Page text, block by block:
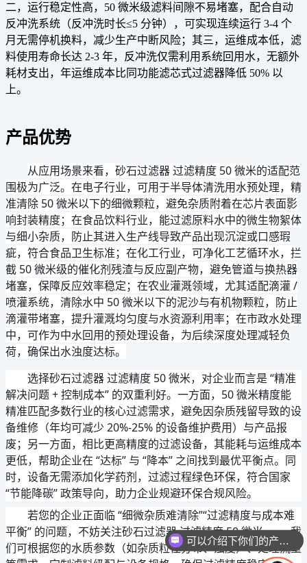
二，运行稳定性高，50 微米级滤料间隙不易堵塞，配合自动
反冲洗系统（反冲洗时长≤5 分钟），可实现连续运行 3-4 个
月无需停机换料，减少生产中断风险；其三，运维成本低，滤
料使用寿命长达 2-3 年，反冲洗仅需利用系统回用水，无额外
耗材支出，年运维成本比同功能滤芯式过滤器降低 50% 以
上。
产品优势
从应用场景来看，砂石过滤器 过滤精度 50 微米的适配范
围极为广泛。在电子行业，可用于半导体清洗用水预处理，精
准清除 50 微米以下的细微颗粒，避免杂质附着在芯片表面影
响封装精度；在食品饮料行业，能过滤原料水中的微生物絮体
与细小杂质，防止其进入生产线导致产品出现沉淀或口感瑕
疵，符合食品卫生标准；在化工行业，可净化工艺循环水，拦
截 50 微米级的催化剂残渣与反应副产物，避免管道与换热器
堵塞，保障反应效率稳定；在农业灌溉领域，尤其适配滴灌 /
喷灌系统，清除水中 50 微米以下的泥沙与有机物颗粒，防止
滴灌带堵塞，提升灌溉均匀度与水资源利用率；在市政水处理
中，可作为中水回用的预处理设备，为后续深度处理减轻负
荷，确保出水浊度达标。
选择砂石过滤器 过滤精度 50 微米，对企业而言是 “精准
解决问题 + 控制成本” 的双重利好。一方面，50 微米精度能
精准匹配多数行业的核心过滤需求，避免因杂质残留导致的设
备维修（年均可减少 20%-25% 的设备维护费用）与产品报
废；另一方面，相比更高精度的过滤设备，其能耗与运维成本
更低，帮助企业在 “达标” 与 “降本” 之间找到最优平衡点。同
时，设备无需添加化学药剂，过滤过程绿色环保，符合国家
“节能降碳” 政策导向，助力企业规避环保合规风险。
若您的企业正面临 “细微杂质难清除”“过滤精度与成本难
平衡” 的问题，不妨关注砂石过滤器 过滤精度 50 微米 —— 我
们可根据您的水质参数（如杂质粒径分布、浊度）、处理流量